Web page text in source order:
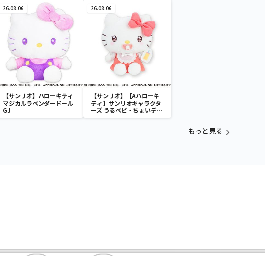
26.08.06
【サンリオ】ハローキティ
マジカルラベンダードール
GJ
26.08.06
【サンリオ】【Aハローキ
ティ】サンリオキャラクタ
ーズ うるベビ・ちょいデカ
ドール
もっと見る